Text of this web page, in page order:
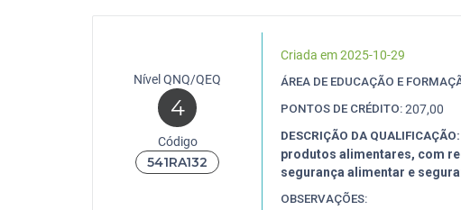
Nível QNQ/QEQ
4
Código
541RA132
Criada em 2025-10-29
ÁREA DE EDUCAÇÃO E
PONTOS DE CRÉDITO: 207,00
DESCRIÇÃO DA QUALIFICAÇÃO:
produtos alimentares, com
segurança alimentar e
OBSERVAÇÕES: